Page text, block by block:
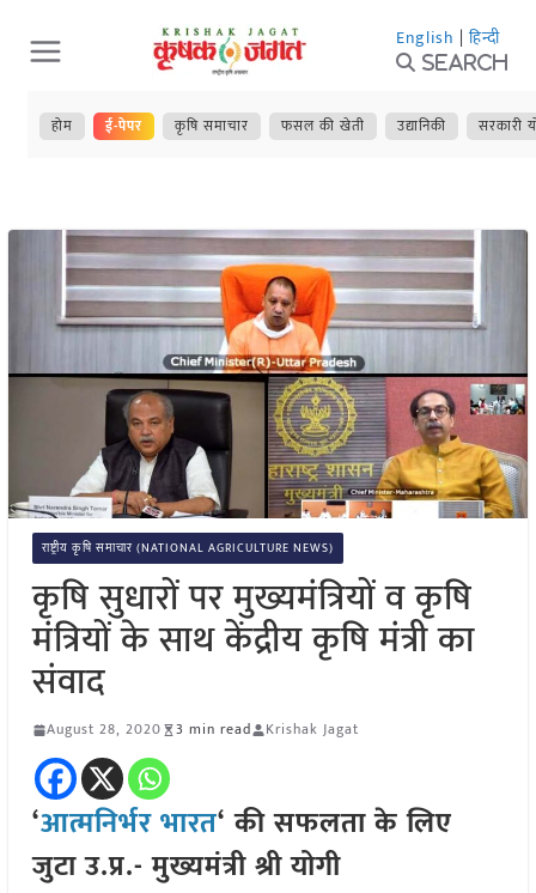
Skip
to
content
English | हिन्दी
Search
होम ई-पेपर कृषि समाचार फसल की खेती उद्यानिकी सरकारी
राष्ट्रीय कृषि समाचार (NATIONAL AGRICULTURE NEWS)
कृषि सुधारों पर मुख्यमंत्रियों व कृषि
मंत्रियों के साथ केंद्रीय कृषि मंत्री का
संवाद
August 28, 2020 3 min read Krishak Jagat
‘आत्मनिर्भर भारत‘ की सफलता के लिए
जुटा उ.प्र.- मुख्यमंत्री श्री योगी